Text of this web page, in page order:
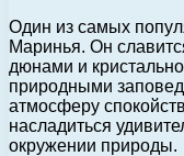
Один из самых
Маринья. Он
дюнами и
природными
атмосферу
насладиться
окружении природы.